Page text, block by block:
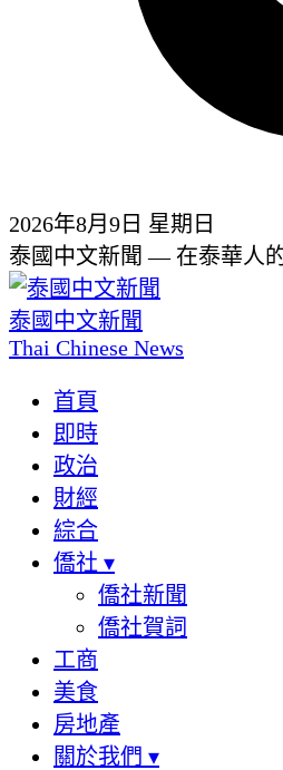
2026年8月9日 星期日
泰國中文新聞 — 在泰華人
泰國中文新聞
Thai Chinese News
首頁
即時
政治
財經
綜合
僑社 ▾
僑社新聞
僑社賀詞
工商
美食
房地產
關於我們 ▾